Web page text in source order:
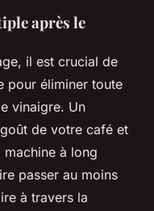
après le
il est crucial de
pour éliminer toute
vinaigre. Un
de votre café et
à long
passer au moins
à travers la